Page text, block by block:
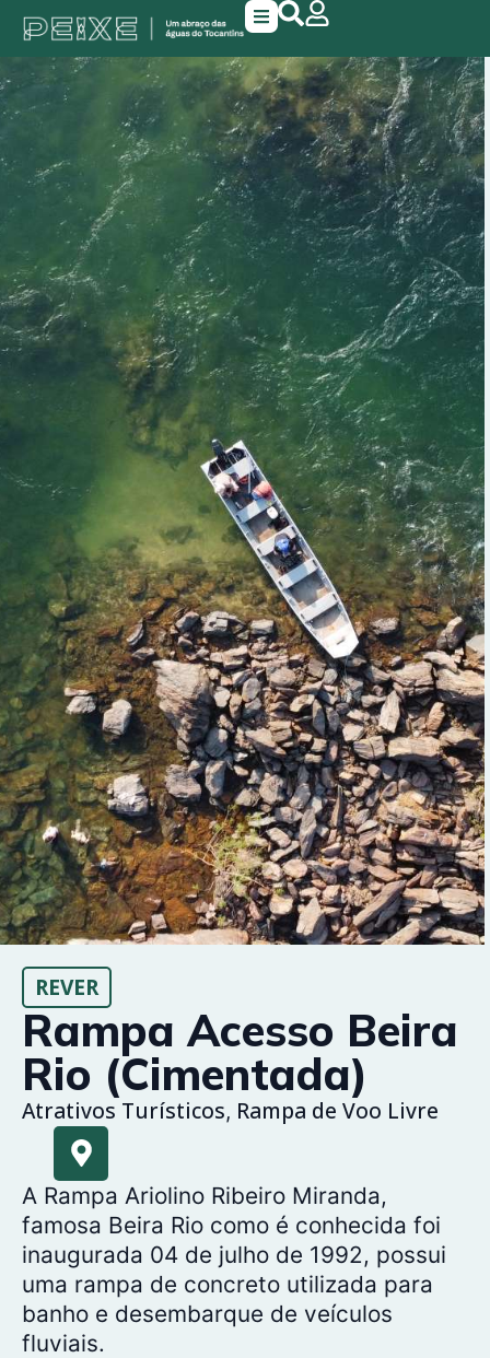
REVER
Rampa Acesso Beira
Rio (Cimentada)
Atrativos Turísticos, Rampa de Voo Livre
A Rampa Ariolino Ribeiro Miranda,
famosa Beira Rio como é conhecida foi
inaugurada 04 de julho de 1992, possui
uma rampa de concreto utilizada para
banho e desembarque de veículos
fluviais.